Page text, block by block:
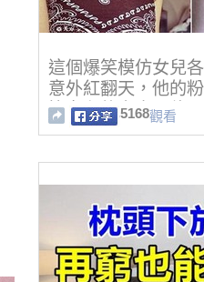
這個爆笑模仿女兒
意外紅翻天，他的
比女兒的多出兩倍！
5168觀看